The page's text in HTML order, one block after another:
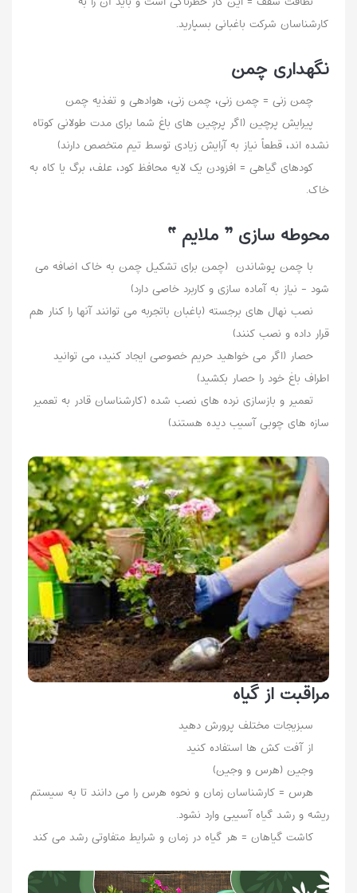
کارشناسان شرکت باغبانی بسپارید.
نگهداری چمن
چمن زنی = چمن زنی، چمن زنی، هوادهی و تغذیه چمن
پیرایش پرچین (اگر پرچین های باغ شما برای مدت طولانی کوتاه
نشده اند، قطعاً نیاز به آرایش زیادی توسط تیم متخصص دارند)
کودهای گیاهی = افزودن یک لایه محافظ کود، علف، برگ یا کاه به
خاک.
محوطه سازی ” ملایم “
با چمن پوشاندن (چمن برای تشکیل چمن به خاک اضافه می
شود - نیاز به آماده سازی و کاربرد خاصی دارد)
نصب نهال های برجسته (باغبان باتجربه می توانند آنها را کنار هم
قرار داده و نصب کنند)
حصار (اگر می خواهید حریم خصوصی ایجاد کنید، می توانید
اطراف باغ خود را حصار بکشید)
تعمیر و بازسازی نرده های نصب شده (کارشناسان قادر به تعمیر
سازه های چوبی آسیب دیده هستند)
مراقبت از گیاه
سبزیجات مختلف پرورش دهید
از آفت کش ها استفاده کنید
وجین (هرس و وجین)
هرس = کارشناسان زمان و نحوه هرس را می دانند تا به سیستم
ریشه و رشد گیاه آسیبی وارد نشود.
کاشت گیاهان = هر گیاه در زمان و شرایط متفاوتی رشد می کند